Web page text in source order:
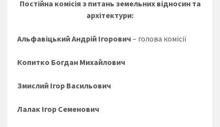
Постійна комісія з питань земельних відносин та
архітектури:
Альфавіцький Андрій Ігорович – голова комісії
Копитко Богдан Михайлович
Змислий Ігор Васильович
Лалак Ігор Семенович